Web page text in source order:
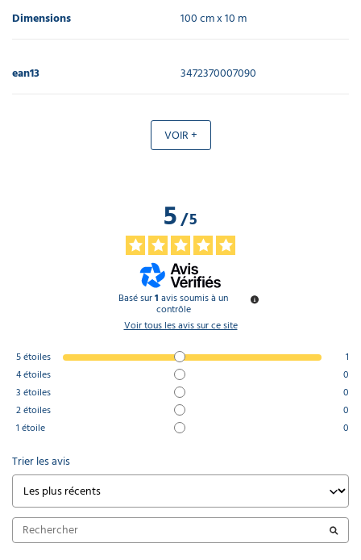
Dimensions 100 cm x 10 m
ean13 3472370007090
VOIR +
5/5
Basé sur1 avis soumis à un
contrôle
Voir tous les avis sur ce site
5étoiles
1
4étoiles
0
3 étoiles
0
2étoiles
0
1 étoile 0
Trier les avis